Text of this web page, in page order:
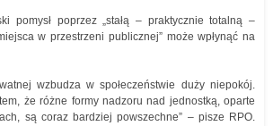
pomysł poprzez „stałą – praktycznie totalną –
w przestrzeni publicznej” może wpłynąć na
wzbudza w społeczeństwie duży niepokój.
że różne formy nadzoru nad jednostką, oparte
są coraz bardziej powszechne” – pisze RPO.